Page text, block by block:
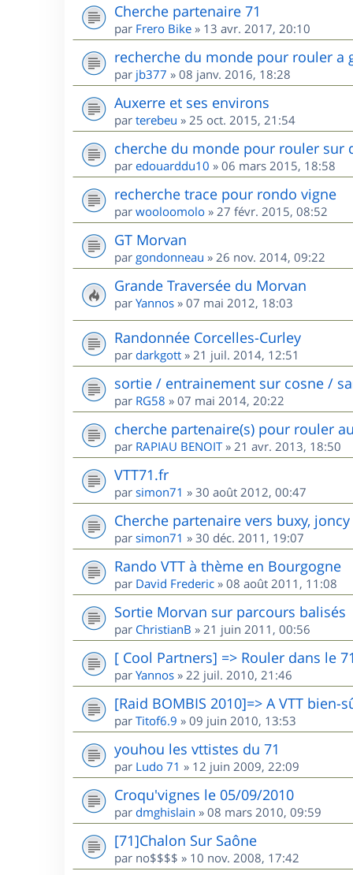
Cherche partenaire 71
par Frero Bike » 13 avr. 2017, 20:10
recherche du monde pour rouler a
par jb377 » 08 janv. 2016, 18:28
Auxerre et ses environs
par terebeu » 25 oct. 2015, 21:54
cherche du monde pour rouler sur
par edouarddu10 » 06 mars 2015, 18:58
recherche trace pour rondo vigne
par wooloomolo » 27 févr. 2015, 08:52
GT Morvan
par gondonneau » 26 nov. 2014, 09:22
Grande Traversée du Morvan
par Yannos » 07 mai 2012, 18:03
Randonnée Corcelles-Curley
par darkgott » 21 juil. 2014, 12:51
sortie / entrainement sur cosne /
par RG58 » 07 mai 2014, 20:22
cherche partenaire(s) pour rouler
par RAPIAU BENOIT» 21 avr. 2013, 18:50
VTT71.fr
par simon71 » 30 août 2012, 00:47
Cherche partenaire vers buxy,
par simon71 » 30 déc. 2011, 19:07
Rando VTT à thème en Bourgogne
par David Frederic » 08 août 2011, 11:08
Sortie Morvan sur parcours balisés
par ChristianB » 21 juin 2011, 00:56
[ Cool Partners] => Rouler dans le 71
par Yannos » 22 juil. 2010, 21:46
[Raid BOMBIS 2010]=> A VTT bien-
par Titof6.9 » 09 juin 2010, 13:53
youhou les vttistes du 71
par Ludo 71 » 12 juin 2009, 22:09
Croqu'vignes le 05/09/2010
par dmghislain » 08 mars 2010, 09:59
[71]Chalon Sur Saône
par no$$$$ » 10 nov. 2008, 17:42